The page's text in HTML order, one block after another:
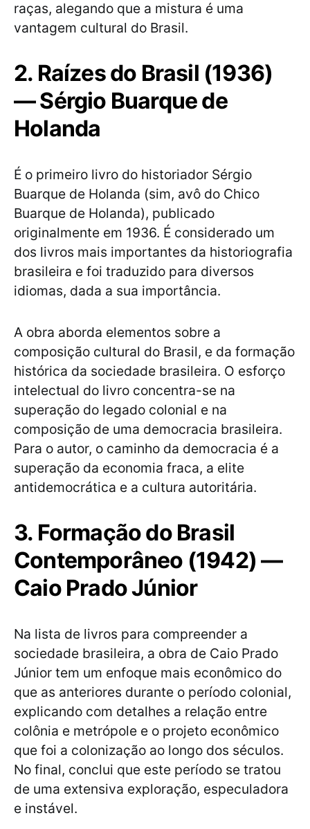
raças, alegando que a mistura é uma
vantagem cultural do Brasil.
2. Raízes do Brasil (1936)
— Sérgio Buarque de
Holanda
É o primeiro livro do historiador Sérgio
Buarque de Holanda (sim, avô do Chico
Buarque de Holanda), publicado
originalmente em 1936. É considerado um
dos livros mais importantes da historiografia
brasileira e foi traduzido para diversos
idiomas, dada a sua importância.
A obra aborda elementos sobre a
composição cultural do Brasil, e da formação
histórica da sociedade brasileira. O esforço
intelectual do livro concentra-se na
superação do legado colonial e na
composição de uma democracia brasileira.
Para o autor, o caminho da democracia é a
superação da economia fraca, a elite
antidemocrática e a cultura autoritária.
3. Formação do Brasil
Contemporâneo (1942) —
Caio Prado Júnior
Na lista de livros para compreender a
sociedade brasileira, a obra de Caio Prado
Júnior tem um enfoque mais econômico do
que as anteriores durante o período colonial,
explicando com detalhes a relação entre
colônia e metrópole e o projeto econômico
que foi a colonização ao longo dos séculos.
No final, conclui que este período se tratou
de uma extensiva exploração, especuladora
e instável.